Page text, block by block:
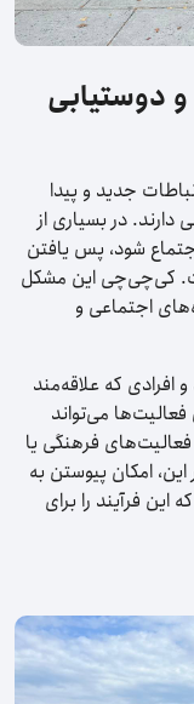
و دوستیابی
جدید و پیدا
در بسیاری از
شود، پس یافتن
کی‌چی‌چی این مشکل
اجتماعی و
افرادی که علاقه‌مند
می‌تواند
فرهنگی یا
امکان پیوستن به
این فرآیند را برای